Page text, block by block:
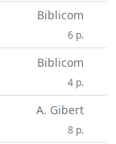
Biblicom
6 p.
Biblicom
4 p.
A. Gibert
8 p.